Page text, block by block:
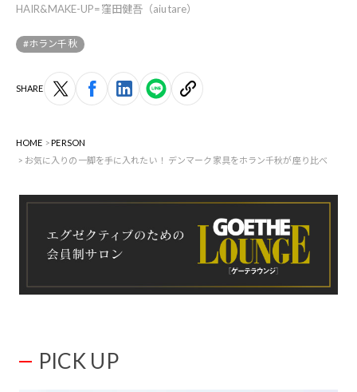
HAIR&MAKE-UP=窪田健吾（aiutare）
#ホラン千秋
SHARE
HOME
PERSON
お気に入りの一脚を手に入れたい！ デンマーク家具をホラン千秋が座り比べ
PICK UP